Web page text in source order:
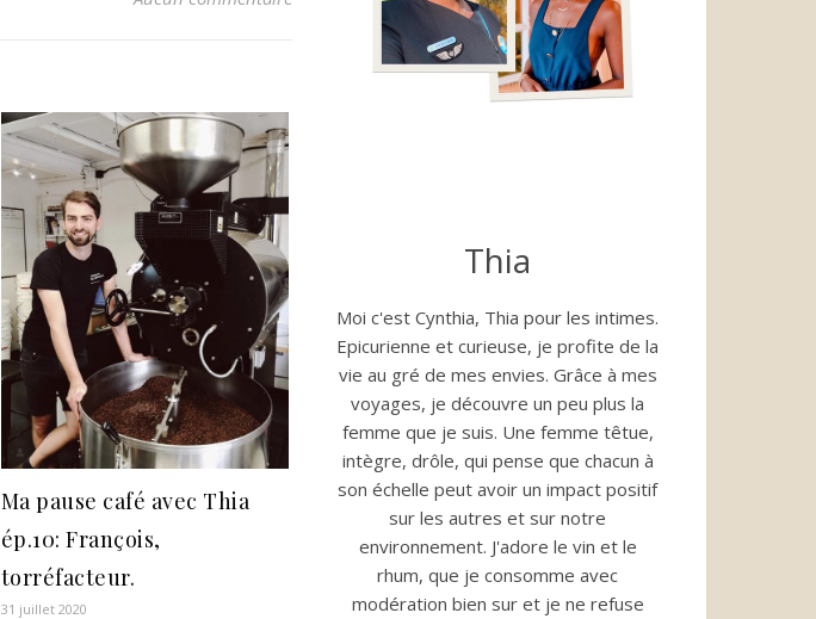
Ma pause café avec Thia
ép.10: François,
torréfacteur.
31 juillet 2020
Thia
Moi c'est Cynthia, Thia pour les intimes.
Epicurienne et curieuse, je profite de la
vie au gré de mes envies. Grâce à mes
voyages, je découvre un peu plus la
femme que je suis. Une femme têtue,
intègre, drôle, qui pense que chacun à
son échelle peut avoir un impact positif
sur les autres et sur notre
environnement. J'adore le vin et le
rhum, que je consomme avec
modération bien sur et je ne refuse